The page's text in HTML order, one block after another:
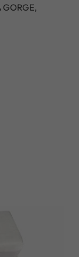
GORGE,